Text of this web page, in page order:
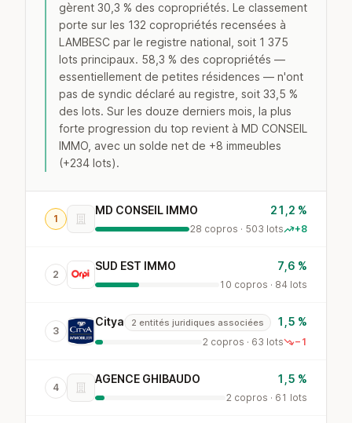
gèrent 30,3 % des copropriétés. Le classement
porte sur les 132 copropriétés recensées à
LAMBESC par le registre national, soit 1 375
lots principaux. 58,3 % des copropriétés —
essentiellement de petites résidences — n'ont
pas de syndic déclaré au registre, soit 33,5 %
des lots. Sur les douze derniers mois, la plus
forte progression du top revient à MD CONSEIL
IMMO, avec un solde net de +8 immeubles
(+234 lots).
1
MD CONSEIL IMMO 21,2 %
28 copros · 503 lots +8
2
SUD EST IMMO 7,6 %
10 copros · 84 lots
3
Citya 2 entités juridiques associées 1,5 %
2 copros · 63 lots −1
4
AGENCE GHIBAUDO 1,5 %
2 copros · 61 lots